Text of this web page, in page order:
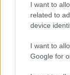
I want to
related to
device
I want to
Google for
hatóság
kiadott
szakasz egy
következő